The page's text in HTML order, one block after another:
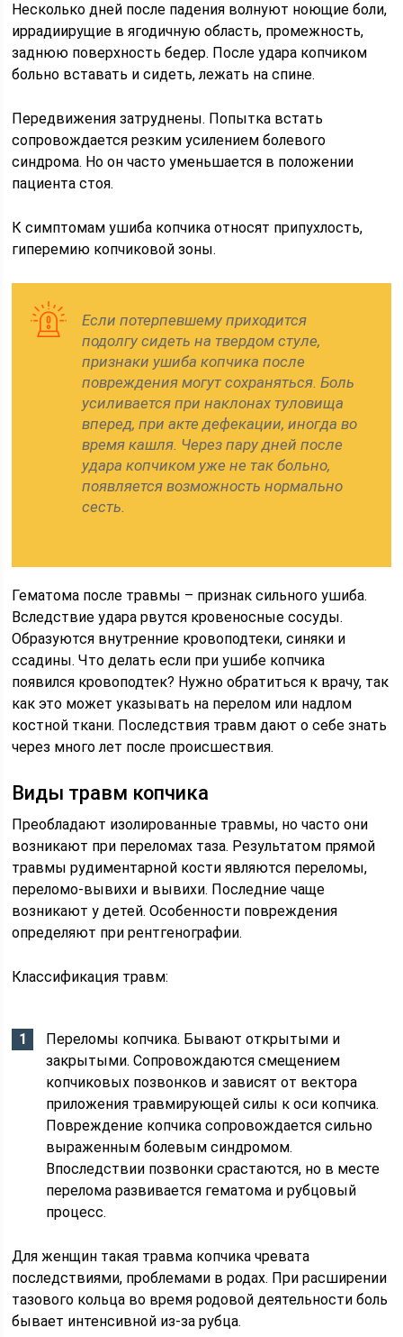
Несколько дней после падения волнуют ноющие боли,
иррадиирущие в ягодичную область, промежность,
заднюю поверхность бедер. После удара копчиком
больно вставать и сидеть, лежать на спине.
Передвижения затруднены. Попытка встать
сопровождается резким усилением болевого
синдрома. Но он часто уменьшается в положении
пациента стоя.
К симптомам ушиба копчика относят припухлость,
гиперемию копчиковой зоны.
Если потерпевшему приходится
подолгу сидеть на твердом стуле,
признаки ушиба копчика после
повреждения могут сохраняться. Боль
усиливается при наклонах туловища
вперед, при акте дефекации, иногда во
время кашля. Через пару дней после
удара копчиком уже не так больно,
появляется возможность нормально
сесть.
Гематома после травмы – признак сильного ушиба.
Вследствие удара рвутся кровеносные сосуды.
Образуются внутренние кровоподтеки, синяки и
ссадины. Что делать если при ушибе копчика
появился кровоподтек? Нужно обратиться к врачу, так
как это может указывать на перелом или надлом
костной ткани. Последствия травм дают о себе знать
через много лет после происшествия.
Виды травм копчика
Преобладают изолированные травмы, но часто они
возникают при переломах таза. Результатом прямой
травмы рудиментарной кости являются переломы,
переломо-вывихи и вывихи. Последние чаще
возникают у детей. Особенности повреждения
определяют при рентгенографии.
Классификация травм:
Переломы копчика. Бывают открытыми и
закрытыми. Сопровождаются смещением
копчиковых позвонков и зависят от вектора
приложения травмирующей силы к оси копчика.
Повреждение копчика сопровождается сильно
выраженным болевым синдромом.
Впоследствии позвонки срастаются, но в месте
перелома развивается гематома и рубцовый
процесс.
Для женщин такая травма копчика чревата
последствиями, проблемами в родах. При расширении
тазового кольца во время родовой деятельности боль
бывает интенсивной из-за рубца.